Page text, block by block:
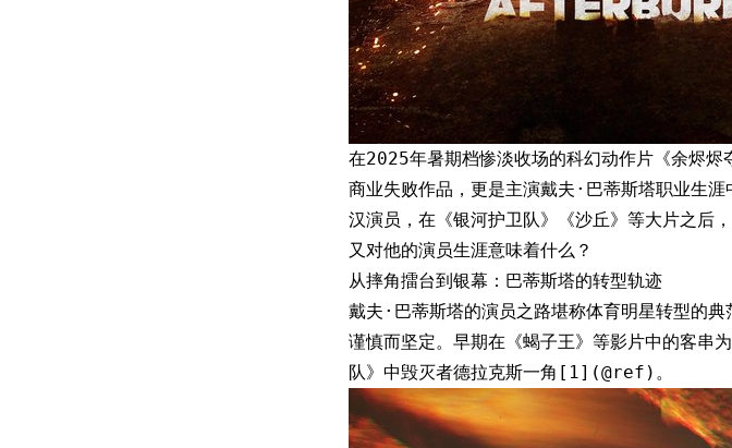
在2025年暑期档惨淡收场的科幻动作片《余烬
商业失败作品，更是主演戴夫·巴蒂斯塔职业生涯
汉演员，在《银河护卫队》《沙丘》等大片之后
又对他的演员生涯意味着什么？
从摔角擂台到银幕：巴蒂斯塔的转型轨迹
戴夫·巴蒂斯塔的演员之路堪称体育明星转型的
谨慎而坚定。早期在《蝎子王》等影片中的客串
队》中毁灭者德拉克斯一角[1](@ref)。